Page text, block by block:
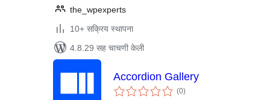
the_wpexperts
10+ सक्रिय स्थापना
4.8.29 सह चाचणी केली
Accordion Gallery
(0एकूण
मूल्यांकन
)